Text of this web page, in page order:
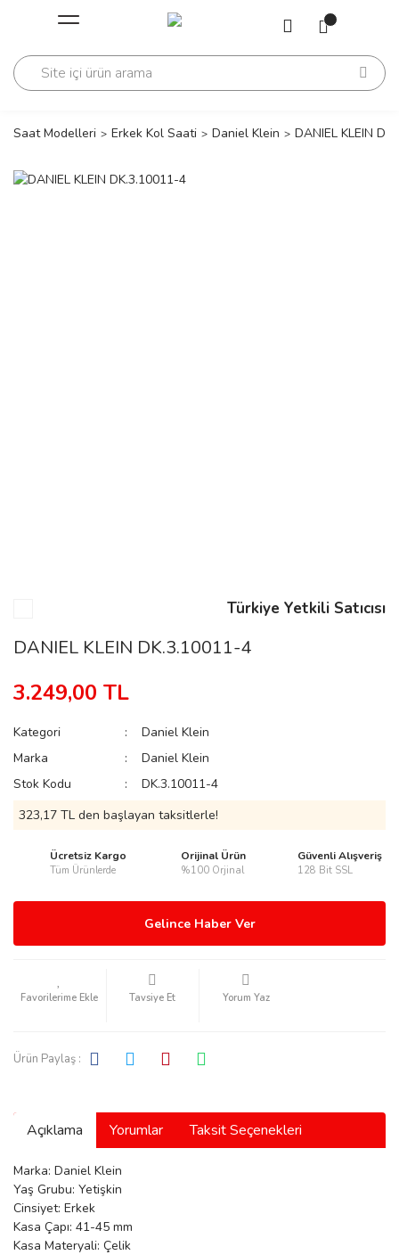
Geri Dön
Geri Dön
Saat Modelleri Erkek Kol Saati Daniel Klein DANIEL KLEIN
Türkiye Yetkili Satıcısı
DANIEL KLEIN DK.3.10011-4
3.249,00 TL
Kategori
Daniel Klein
Marka
Daniel Klein
Stok Kodu
DK.3.10011-4
323,17 TL den başlayan taksitlerle!
Ücretsiz Kargo
Tüm Ürünlerde
Orijinal Ürün
%100 Orjinal
Güvenli Alışveriş
128 Bit SSL
Gelince Haber Ver
Tavsiye Et Yorum Yaz
Ürün Paylaş :
Açıklama Yorumlar Taksit Seçenekleri
Marka: Daniel Klein
Yaş Grubu: Yetişkin
Cinsiyet: Erkek
Kasa Çapı: 41-45 mm
Kasa Materyali: Çelik